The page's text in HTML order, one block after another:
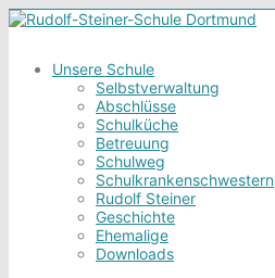
Unsere Schule
Selbstverwaltung
Abschlüsse
Schulküche
Betreuung
Schulweg
Schulkrankenschwestern
Rudolf Steiner
Geschichte
Ehemalige
Downloads